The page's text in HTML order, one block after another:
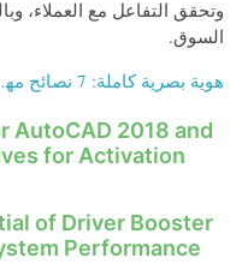
وتحقق التفاعل مع العملاء،
السوق.
هوية
AutoCAD 2018 and
for Activation
of Driver Booster
Performance